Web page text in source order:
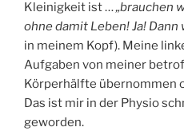
Kleinigkeit ist …„brauchen
ohne damit Leben! Ja! Dann
in meinem Kopf). Meine
Aufgaben von meiner
Körperhälfte übernommen
Das ist mir in der Physio
geworden.